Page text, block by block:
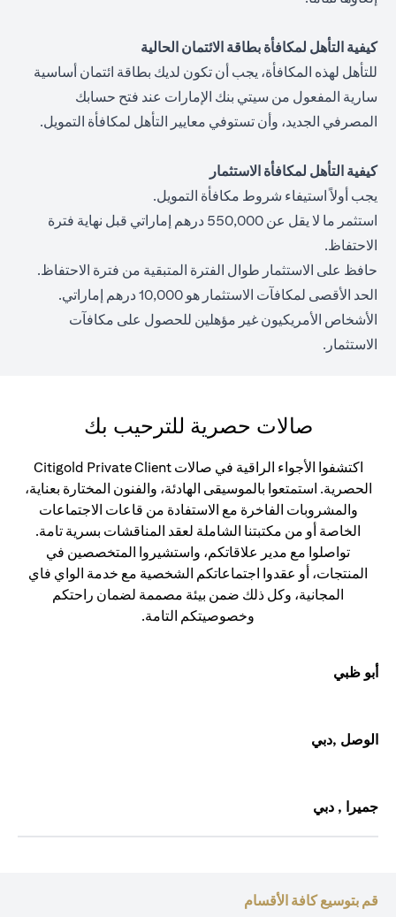
كيفية التأهل لمكافأة بطاقة الائتمان الحالية
للتأهل لهذه المكافأة، يجب أن تكون لديك بطاقة ائتمان أساسية
سارية المفعول من سيتي بنك الإمارات عند فتح حسابك
المصرفي الجديد، وأن تستوفي معايير التأهل لمكافأة التمويل.
كيفية التأهل لمكافأة الاستثمار
يجب أولاً استيفاء شروط مكافأة التمويل.
استثمر ما لا يقل عن 550,000 درهم إماراتي قبل نهاية فترة
الاحتفاظ.
حافظ على الاستثمار طوال الفترة المتبقية من فترة الاحتفاظ.
الحد الأقصى لمكافآت الاستثمار هو 10,000 درهم إماراتي.
الأشخاص الأمريكيون غير مؤهلين للحصول على مكافآت
الاستثمار.
صالات حصرية للترحيب بك
اكتشفوا الأجواء الراقية في صالات Citigold Private Client
الحصرية. استمتعوا بالموسيقى الهادئة، والفنون المختارة بعناية،
والمشروبات الفاخرة مع الاستفادة من قاعات الاجتماعات
الخاصة أو من مكتبتنا الشاملة لعقد المناقشات بسرية تامة.
تواصلوا مع مدير علاقاتكم، واستشيروا المتخصصين في
المنتجات، أو عقدوا اجتماعاتكم الشخصية مع خدمة الواي فاي
المجانية، وكل ذلك ضمن بيئة مصممة لضمان راحتكم
وخصوصيتكم التامة.
أبو ظبي
الوصل ,دبي
جميرا , دبي
قم بتوسيع كافة الأقسام